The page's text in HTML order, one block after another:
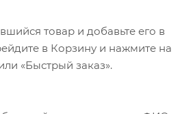
под открытым небом.
товар и добавьте его в
в Корзину и нажмите на
«Быстрый заказ».